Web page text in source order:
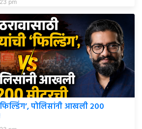
pm
पोलिसांनी आखली २००